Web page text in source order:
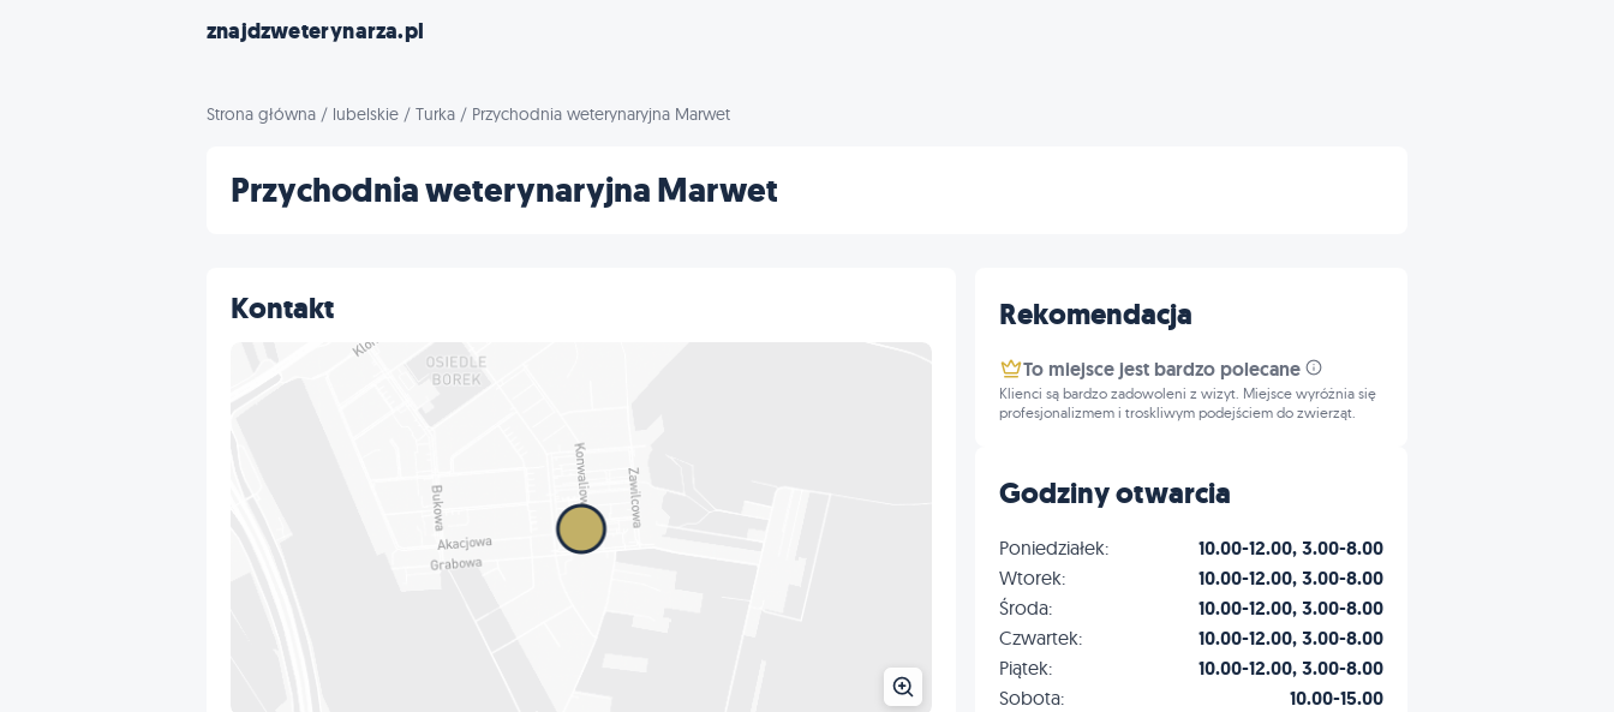
znajdzweterynarza.pl
Strona główna / lubelskie / Turka / Przychodnia weterynaryjna Marwet
Przychodnia weterynaryjna Marwet
Kontakt Rekomendacja
To miejsce jest bardzo polecane
Klienci są bardzo zadowoleni z wizyt. Miejsce wyróżnia się
profesjonalizmem i troskliwym podejściem do zwierząt.
Godziny otwarcia
Poniedziałek: 10.00-12.00, 3.00-8.00
Wtorek: 10.00-12.00, 3.00-8.00
Środa: 10.00-12.00, 3.00-8.00
Czwartek: 10.00-12.00, 3.00-8.00
Piątek: 10.00-12.00, 3.00-8.00
Sobota: 10.00-15.00